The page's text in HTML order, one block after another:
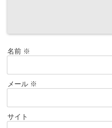
名前 ※
メール ※
サイト